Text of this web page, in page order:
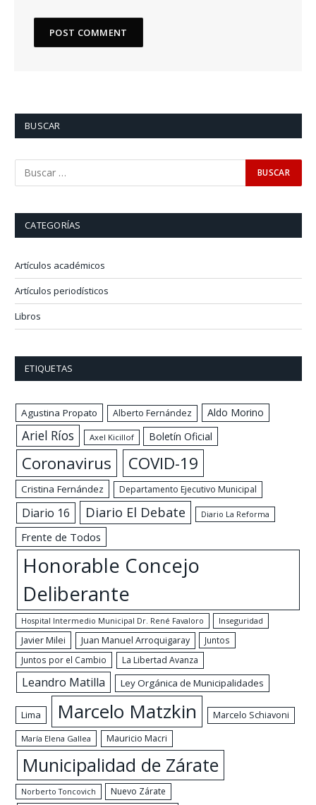
BUSCAR
CATEGORÍAS
Artículos académicos
Artículos periodísticos
Libros
ETIQUETAS
Agustina Propato Alberto Fernández Aldo Morino
Ariel Ríos Axel Kicillof Boletín Oficial
Coronavirus COVID-19
Cristina Fernández Departamento Ejecutivo Municipal
Diario 16 Diario El Debate Diario La Reforma
Frente de Todos
Honorable Concejo
Deliberante
Hospital Intermedio Municipal Dr. René Favaloro Inseguridad
Javier Milei Juan Manuel Arroquigaray
Juntos
Juntos por el Cambio
La Libertad Avanza
Leandro Matilla Ley Orgánica de Municipalidades
Lima Marcelo Matzkin Marcelo Schiavoni
María Elena Gallea Mauricio Macri
Municipalidad de Zárate
Norberto Toncovich Nuevo Zárate